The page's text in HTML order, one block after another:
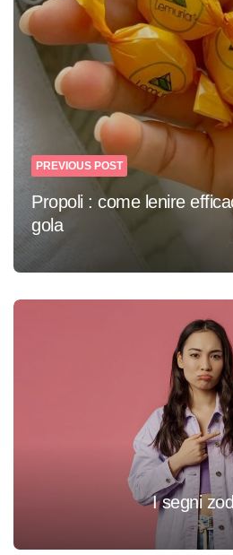
PREVIOUS POST
Propoli : come lenire
gola
I segni